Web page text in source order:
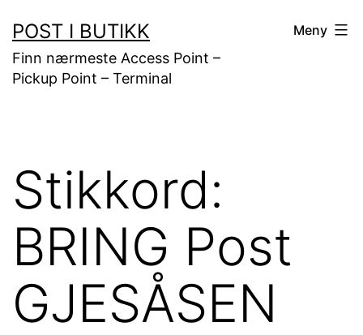
til
innhold
POST I BUTIKK
Finn nærmeste Access Point –
Pickup Point – Terminal
Meny
Stikkord:
BRING Post
GJESÅSEN